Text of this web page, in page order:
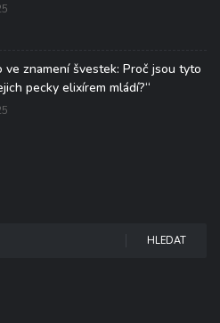
ve znamení švestek: Proč jsou tyto
pecky elixírem mládí?“
HLEDAT